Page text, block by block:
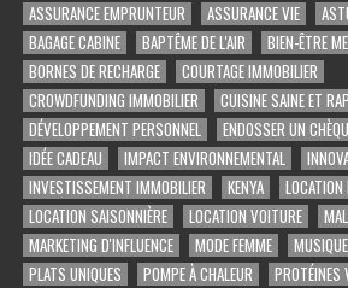
ASSURANCE EMPRUNTEUR
ASSURANCE VIE
BAGAGE CABINE
BAPTÊME DE L'AIR
BIEN-ÊTRE
BORNES DE RECHARGE
COURTAGE IMMOBILIER
CROWDFUNDING IMMOBILIER
CUISINE SAINE ET
DÉVELOPPEMENT PERSONNEL
ENDOSSER UN
IDÉE CADEAU
IMPACT ENVIRONNEMENTAL
INVESTISSEMENT IMMOBILIER
KENYA
LOCATION SAISONNIÈRE
LOCATION VOITURE
MARKETING D'INFLUENCE
MODE FEMME
PLATS UNIQUES
POMPE À CHALEUR
PROTÉINES